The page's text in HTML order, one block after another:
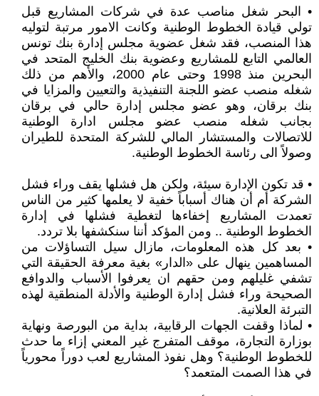
• البحر شغل مناصب عدة في شركات المشاريع قبل
تولي قيادة الخطوط الوطنية وكانت الامور مرتبة لتوليه
هذا المنصب، فقد شغل عضوية مجلس إدارة بنك تونس
العالمي التابع للمشاريع وعضوية بنك الخليج المتحد في
البحرين منذ 1998 وحتى عام 2000، والأهم من ذلك
شغله منصب عضو اللجنة التنفيذية والتعيين والمزايا في
بنك برقان، وهو عضو مجلس إدارة حالي في برقان
بجانب شغله منصب عضو مجلس ادارة الوطنية
للاتصالات والمستشار المالي للشركة المتحدة للطيران
وصولاً الى رئاسة الخطوط الوطنية.
• قد تكون الإدارة سيئة، ولكن هل فشلها يقف وراء فشل
الشركة أم أن هناك أسباباً خفية لا يعلمها كثير من الناس
تعمدت المشاريع إخفاءها لتغطية فشلها في إدارة
الخطوط الوطنية .. ومن المؤكد أننا سنكشفها بلا تردد.
• بعد كل هذه المعلومات، مازال سيل التساؤلات من
المساهمين ينهال على «الدار» بغية معرفة الحقيقة التي
تشفي غليلهم ومن حقهم ان يعرفوا الأسباب والدوافع
الصحيحة وراء فشل إدارة الوطنية والأدلة المنطقية لهذه
التبرئة العلانية.
• لماذا وقفت الجهات الرقابية، بداية من البورصة ونهاية
بوزارة التجارة، موقف المتفرج غير المعني إزاء ما حدث
للخطوط الوطنية؟ وهل نفوذ المشاريع لعب دوراً محورياً
في هذا الصمت المتعمد؟